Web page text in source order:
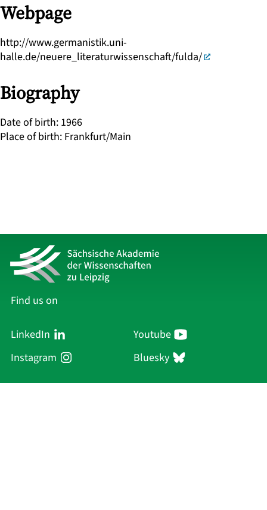
Webpage
http://www.germanistik.uni-
halle.de/neuere_literaturwissenschaft/fulda/
Biography
Date of birth: 1966
Place of birth: Frankfurt/Main
Find us on
LinkedIn
Youtube
Instagram
Bluesky